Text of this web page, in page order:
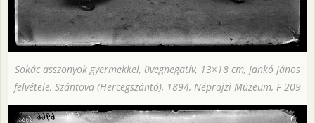
Sokác asszonyok gyermekkel, üvegnegatív, 13×18 cm, Jankó János
felvétele, Szántova (Hercegszántó), 1894, Néprajzi Múzeum, F 209